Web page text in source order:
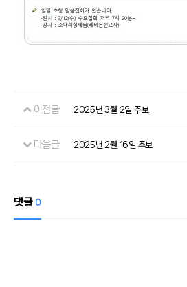
이전글 2025년 3월 2일 주보
다음글 2025년 2월 16일 주보
댓글 0